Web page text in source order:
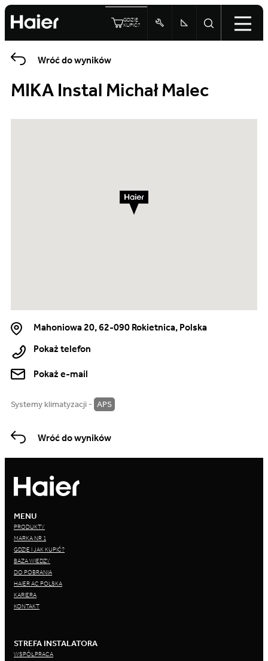
GDZIE
KUPIĆ?
Wróć do wyników
MIKA Instal Michał Malec
Mahoniowa 20, 62-090 Rokietnica, Polska
Pokaż telefon
Pokaż e-mail
Systemy klimatyzacji - APS
Wróć do wyników
MENU
PRODUKTY
MARKA NR 1
GDZIE I JAK KUPIĆ?
BAZA WIEDZY
DO POBRANIA
HAIER AC POLSKA
KARIERA
KONTAKT
STREFA INSTALATORA
WSPÓŁPRACA